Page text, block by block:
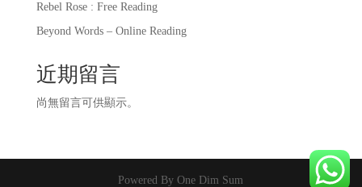
Rebel Rose : Free Reading
Beyond Words – Online Reading
近期留言
尚無留言可供顯示。
Powered By One Dim Sum